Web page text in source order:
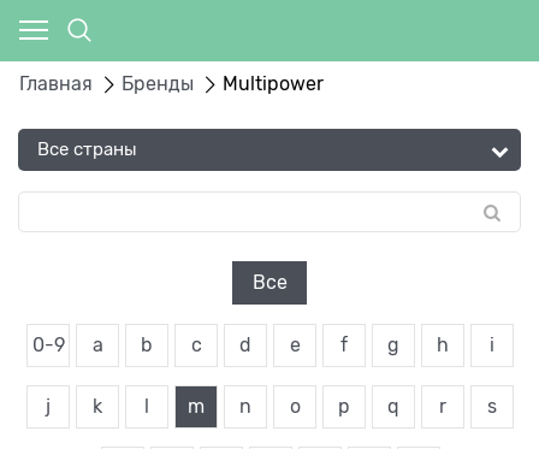
Главная Бренды Multipower
Все
0-9 a b c d e f g h i
j k m n o p q r s